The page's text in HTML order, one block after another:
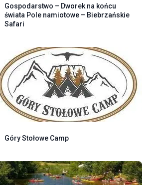
Gospodarstwo – Dworek na końcu
świata Pole namiotowe – Biebrzańskie
Safari
Góry Stołowe Camp